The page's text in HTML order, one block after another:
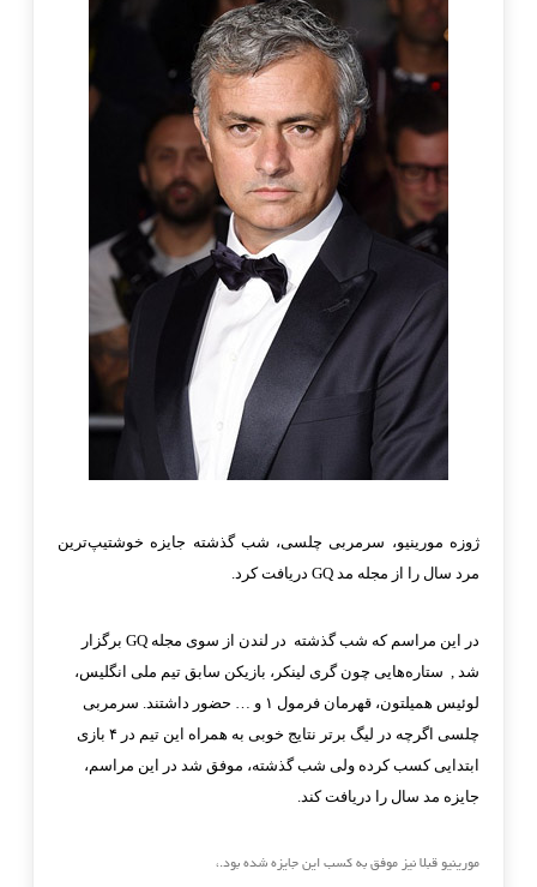
ژوزه مورینیو، سرمربی چلسی، شب گذشته جایزه خوشتیپ‌ترین
مرد سال را از مجله مد GQ دریافت کرد.
در این مراسم که شب گذشته در لندن از سوی مجله GQ برگزار
شد , ستاره‌هایی چون گری لینکر، بازیکن سابق تیم ملی انگلیس،
لوئیس همیلتون، قهرمان فرمول ۱ و … حضور داشتند. سرمربی
چلسی اگرچه در لیگ برتر نتایج خوبی به همراه این تیم در ۴ بازی
ابتدایی کسب کرده ولی شب گذشته، موفق شد در این مراسم،
جایزه مد سال را دریافت کند.
مورینیو قبلا نیز موفق به کسب این جایزه شده بود.،